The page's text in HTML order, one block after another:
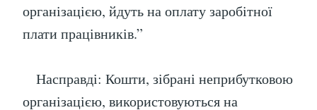
організацією, йдуть на оплату заробітної
плати працівників.”
Насправді: Кошти, зібрані неприбутковою
організацією, використовуються на